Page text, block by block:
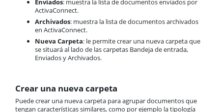
Enviados: muestra la lista de documentos enviados por
ActivaConnect.
Archivados: muestra la lista de documentos archivados
en ActivaConnect.
Nueva Carpeta: le permite crear una nueva carpeta que
se situará al lado de las carpetas Bandeja de entrada,
Enviados y Archivados.
Crear una nueva carpeta
Puede crear una nueva carpeta para agrupar documentos que
tengan características similares, como por ejemplo la tipología